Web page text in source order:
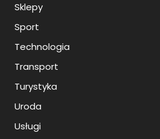
Sklepy
Sport
Technologia
Transport
Turystyka
Uroda
Usługi